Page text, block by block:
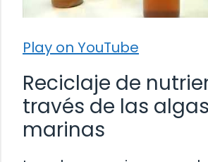
Play on YouTube
Reciclaje de
través de las algas
marinas